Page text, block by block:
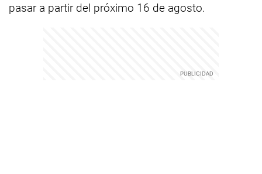
pasar a partir del próximo 16 de agosto.